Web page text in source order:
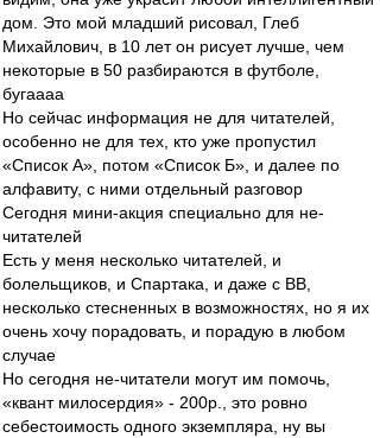
дом. Это мой младший рисовал, Глеб
Михайлович, в 10 лет он рисует лучше, чем
некоторые в 50 разбираются в футболе,
бугаааа
Но сейчас информация не для читателей,
особенно не для тех, кто уже пропустил
«Список А», потом «Список Б», и далее по
алфавиту, с ними отдельный разговор
Сегодня мини-акция специально для не-
читателей
Есть у меня несколько читателей, и
болельщиков, и Спартака, и даже с ВВ,
несколько стесненных в возможностях, но я их
очень хочу порадовать, и порадую в любом
случае
Но сегодня не-читатели могут им помочь,
«квант милосердия» - 200р., это ровно
себестоимость одного экземпляра, ну вы